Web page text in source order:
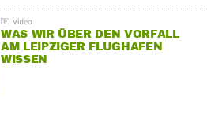
WAS WIR ÜBER DEN VORFALL
AM LEIPZIGER FLUGHAFEN
WISSEN